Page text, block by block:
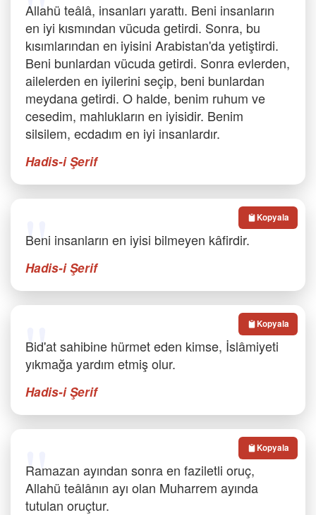
Allahü teâlâ, insanları yarattı. Beni insanların
en iyi kısmından vücuda getirdi. Sonra, bu
kısımlarından en iyisini Arabistan'da yetiştirdi.
Beni bunlardan vücuda getirdi. Sonra evlerden,
ailelerden en iyilerini seçip, beni bunlardan
meydana getirdi. O halde, benim ruhum ve
cesedim, mahlukların en iyisidir. Benim
silsilem, ecdadım en iyi insanlardır.
Hadis-i Şerif
Beni insanların en iyisi bilmeyen kâfirdir.
Hadis-i Şerif
Kopyala
Bid'at sahibine hürmet eden kimse, İslâmiyeti
yıkmağa yardım etmiş olur.
Hadis-i Şerif
Kopyala
Ramazan ayından sonra en faziletli oruç,
Allahü teâlânın ayı olan Muharrem ayında
tutulan oruçtur.
Kopyala